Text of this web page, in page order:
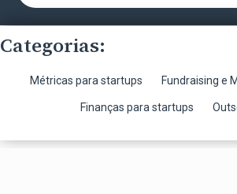
Categorias:
Métricas para startups Fundraising e
Finanças para startups